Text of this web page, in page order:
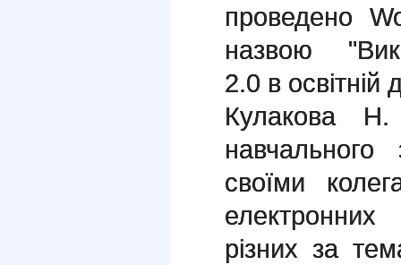
проведено
назвою
2.0 в освітній
Кулакова
своїми
різних за